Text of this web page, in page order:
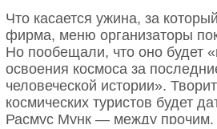
Что касается ужина, за
фирма, меню организаторы
Но пообещали, что оно будет
освоения космоса за
человеческой истории».
космических туристов будет
Расмус Мунк — между прочим,